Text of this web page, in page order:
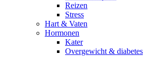
Reizen
Stress
Hart & Vaten
Hormonen
Kater
Overgewicht & diabetes